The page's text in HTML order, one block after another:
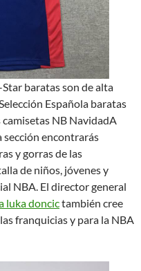
baratas son de alta
Española baratas
camisetas NB NavidadA
sección encontrarás
y gorras de las
de niños, jóvenes y
NBA. El director general
luka doncictambién cree
franquicias y para la NBA